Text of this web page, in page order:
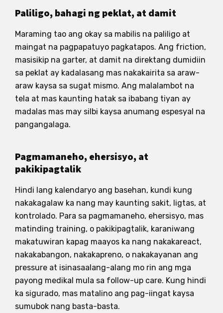
Paliligo, bahagi ng peklat, at damit
Maraming tao ang okay sa mabilis na paliligo at
maingat na pagpapatuyo pagkatapos. Ang friction,
masisikip na garter, at damit na direktang dumidiin
sa peklat ay kadalasang mas nakakairita sa araw-
araw kaysa sa sugat mismo. Ang malalambot na
tela at mas kaunting hatak sa ibabang tiyan ay
madalas mas may silbi kaysa anumang espesyal na
pangangalaga.
Pagmamaneho, ehersisyo, at
pakikipagtalik
Hindi lang kalendaryo ang basehan, kundi kung
nakakagalaw ka nang may kaunting sakit, ligtas, at
kontrolado. Para sa pagmamaneho, ehersisyo, mas
matinding training, o pakikipagtalik, karaniwang
makatuwiran kapag maayos ka nang nakakareact,
nakakabangon, nakakapreno, o nakakayanan ang
pressure at isinasaalang-alang mo rin ang mga
payong medikal mula sa follow-up care. Kung hindi
ka sigurado, mas matalino ang pag-iingat kaysa
sumubok nang basta-basta.